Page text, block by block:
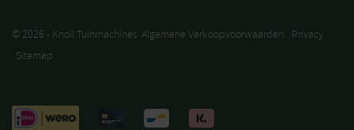
© 2026 - Knoll Tuinmachines Algemene Verkoopvoorwaarden
Privacy
Sitemap